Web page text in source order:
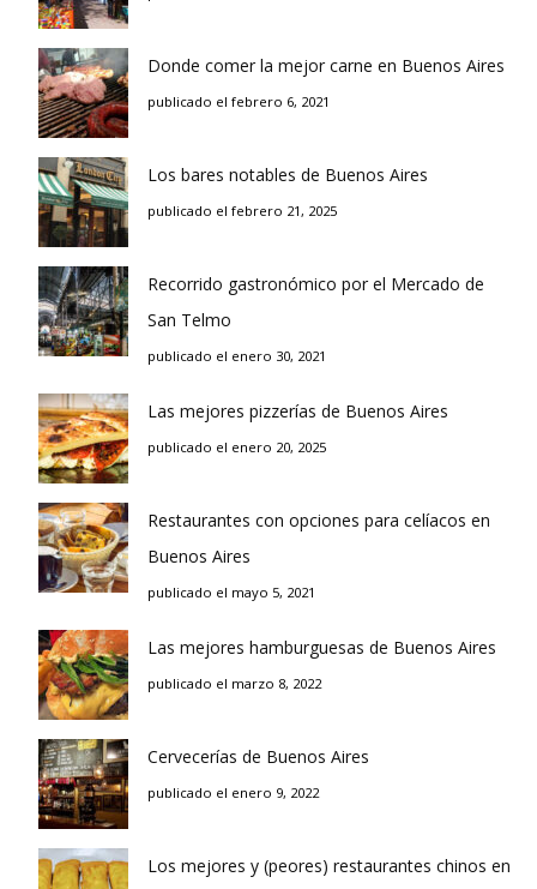
Donde comer la mejor carne en Buenos Aires
publicado el febrero 6, 2021
Los bares notables de Buenos Aires
publicado el febrero 21, 2025
Recorrido gastronómico por el Mercado de
San Telmo
publicado el enero 30, 2021
Las mejores pizzerías de Buenos Aires
publicado el enero 20, 2025
Restaurantes con opciones para celíacos en
Buenos Aires
publicado el mayo 5, 2021
Las mejores hamburguesas de Buenos Aires
publicado el marzo 8, 2022
Cervecerías de Buenos Aires
publicado el enero 9, 2022
Los mejores y (peores) restaurantes chinos en